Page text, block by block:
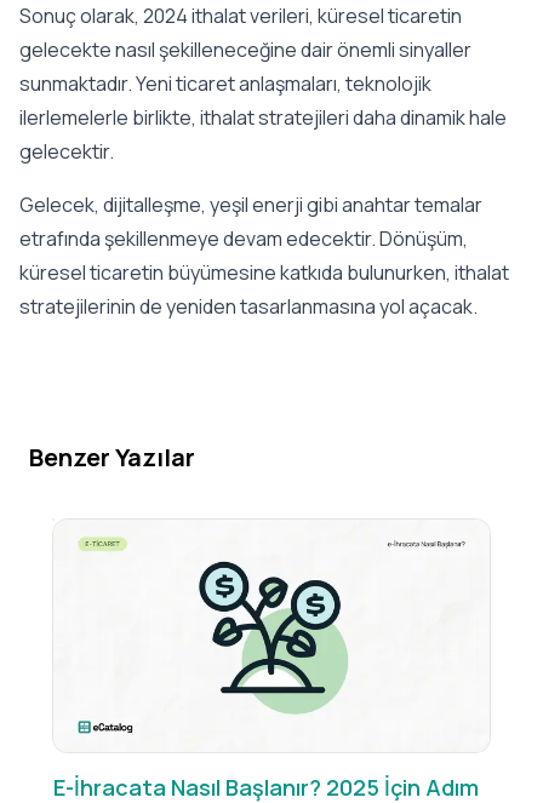
Sonuç olarak, 2024 ithalat verileri, küresel ticaretin
gelecekte nasıl şekilleneceğine dair önemli sinyaller
sunmaktadır. Yeni ticaret anlaşmaları, teknolojik
ilerlemelerle birlikte, ithalat stratejileri daha dinamik hale
gelecektir.
Gelecek, dijitalleşme, yeşil enerji gibi anahtar temalar
etrafında şekillenmeye devam edecektir. Dönüşüm,
küresel ticaretin büyümesine katkıda bulunurken, ithalat
stratejilerinin de yeniden tasarlanmasına yol açacak.
Benzer Yazılar
E-İhracata Nasıl Başlanır? 2025 İçin Adım